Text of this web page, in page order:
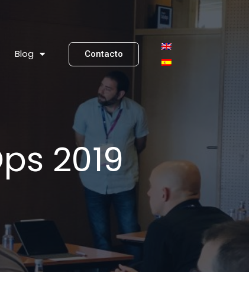
Blog Contacto
2019